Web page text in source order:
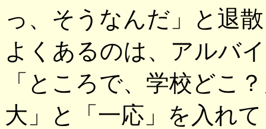
っ、そうなんだ」と退
よくあるのは、アルバ
「ところで、学校どこ
大」と「一応」を入れ